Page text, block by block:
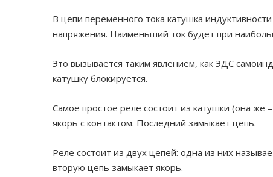
В цепи переменного тока катушка
напряжения. Наименьший ток будет при
Это вызывается таким явлением, как ЭДС
катушку блокируется.
Самое простое реле состоит из катушки (она же
якорь с контактом. Последний замыкает цепь.
Реле состоит из двух цепей: одна из них
вторую цепь замыкает якорь.